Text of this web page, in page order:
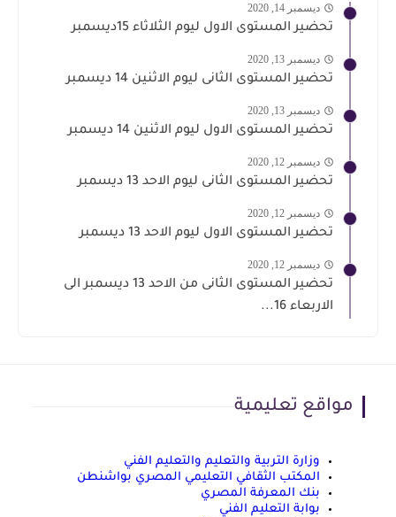
ديسمبر 14, 2020
تحضير المستوى الاول ليوم الثلاثاء 15ديسمبر
ديسمبر 13, 2020
تحضير المستوى الثانى ليوم الاثنين 14 ديسمبر
ديسمبر 13, 2020
تحضير المستوى الاول ليوم الاثنين 14 ديسمبر
ديسمبر 12, 2020
تحضير المستوى الثانى ليوم الاحد 13 ديسمبر
ديسمبر 12, 2020
تحضير المستوى الاول ليوم الاحد 13 ديسمبر
ديسمبر 12, 2020
تحضير المستوى الثانى من الاحد 13 ديسمبر الى
الاربعاء 16...
مواقع تعليمية
وزارة التربية والتعليم والتعليم الفني
المكتب الثقافي التعليمي المصري بواشنطن
بنك المعرفة المصري
بوابة التعليم الفني